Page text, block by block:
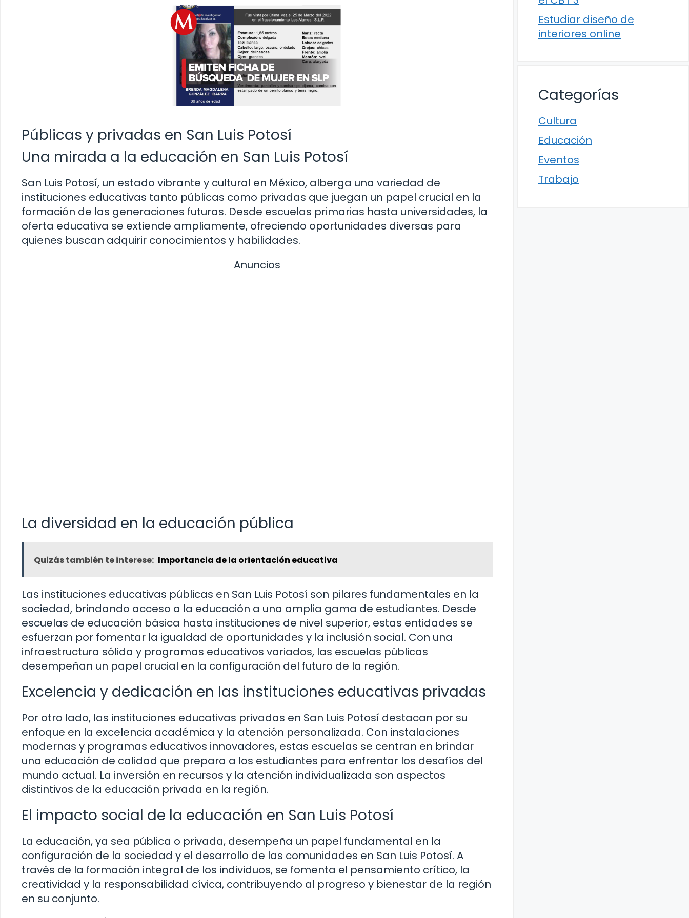
Públicas y privadas en San Luis Potosí
Una mirada a la educación en San Luis Potosí
San Luis Potosí, un estado vibrante y cultural en México, alberga una variedad de
instituciones educativas tanto públicas como privadas que juegan un papel crucial en la
formación de las generaciones futuras. Desde escuelas primarias hasta universidades, la
oferta educativa se extiende ampliamente, ofreciendo oportunidades diversas para
quienes buscan adquirir conocimientos y habilidades.
Anuncios
La diversidad en la educación pública
Quizás también te interese: Importancia de la orientación educativa
Las instituciones educativas públicas en San Luis Potosí son pilares fundamentales en la
sociedad, brindando acceso a la educación a una amplia gama de estudiantes. Desde
escuelas de educación básica hasta instituciones de nivel superior, estas entidades se
esfuerzan por fomentar la igualdad de oportunidades y la inclusión social. Con una
infraestructura sólida y programas educativos variados, las escuelas públicas
desempeñan un papel crucial en la configuración del futuro de la región.
Excelencia y dedicación en las instituciones educativas privadas
Por otro lado, las instituciones educativas privadas en San Luis Potosí destacan por su
enfoque en la excelencia académica y la atención personalizada. Con instalaciones
modernas y programas educativos innovadores, estas escuelas se centran en brindar
una educación de calidad que prepara a los estudiantes para enfrentar los desafíos del
mundo actual. La inversión en recursos y la atención individualizada son aspectos
distintivos de la educación privada en la región.
El impacto social de la educación en San Luis Potosí
La educación, ya sea pública o privada, desempeña un papel fundamental en la
configuración de la sociedad y el desarrollo de las comunidades en San Luis Potosí. A
través de la formación integral de los individuos, se fomenta el pensamiento crítico, la
creatividad y la responsabilidad cívica, contribuyendo al progreso y bienestar de la región
en su conjunto.
Estudiar diseño de
interiores online
Categorías
Cultura
Educación
Eventos
Trabajo